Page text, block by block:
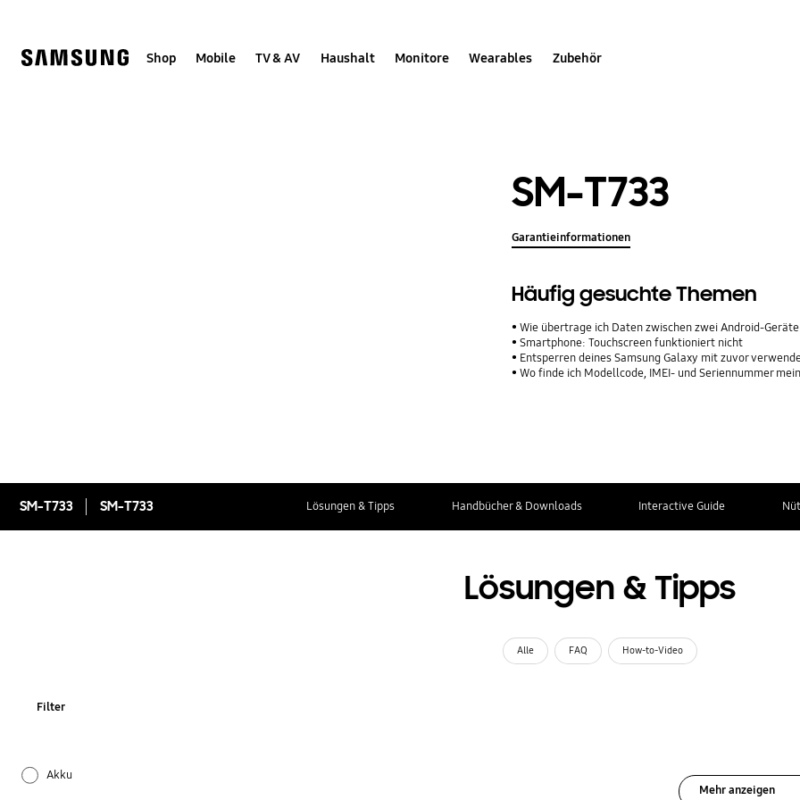
help
Shop Mobile TV & AV Haushalt Monitore Wearables Zubehör
SM-T733
Garantieinformationen
Häufig gesuchte Themen
Wie übertrage ich Daten zwischen zwei Android-
Smartphone: Touchscreen funktioniert nicht
Entsperren deines Samsung Galaxy mit zuvor
Wo finde ich Modellcode, IMEI- und Seriennummer
SM-T733 SM-T733 Lösungen & Tipps Handbücher & Downloads Interactive Guide
Lösungen & Tipps
Alle FAQ How-to-Video
Filter
Akku
Mehr anzeigen